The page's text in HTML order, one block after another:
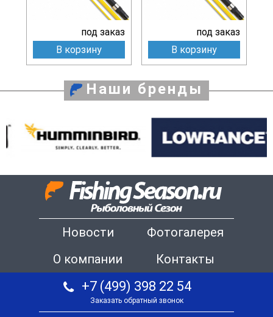
под заказ
В корзину
под заказ
В корзину
Наши бренды
Новости
Фотогалерея
О компании
Контакты
+7 (499) 398 22 54
Заказать обратный звонок